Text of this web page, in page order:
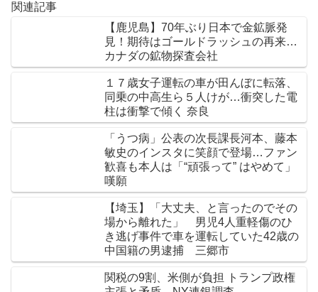
関連記事
【鹿児島】70年ぶり日本で金鉱脈発
見！期待はゴールドラッシュの再来…
カナダの鉱物探査会社
１７歳女子運転の車が田んぼに転落、
同乗の中高生ら５人けが…衝突した電
柱は衝撃で傾く 奈良
「うつ病」公表の次長課長河本、藤本
敏史のインスタに笑顔で登場…ファン
歓喜も本人は「“頑張って” はやめて」
嘆願
【埼玉】「大丈夫、と言ったのでその
場から離れた」 男児4人重軽傷のひ
き逃げ事件で車を運転していた42歳の
中国籍の男逮捕 三郷市
関税の9割、米側が負担 トランプ政権